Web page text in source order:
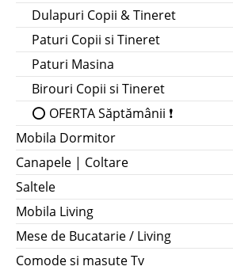
Dulapuri Copii & Tineret
Paturi Copii si Tineret
Paturi Masina
Birouri Copii si Tineret
⭕ OFERTA Săptămânii ❗
Mobila Dormitor
Canapele | Coltare
Saltele
Mobila Living
Mese de Bucatarie / Living
Comode si masute Tv